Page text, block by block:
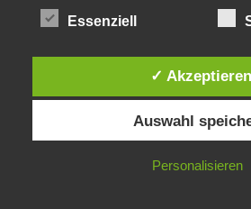
Schande für unsere Kultur. Es ist kein
Ich danke Ihnen für Ihren ehrlichen
als Gast gefühlt habe. Abscheu und
die Verantwortlichen aufwachen und das
oder geschlossen wird. Bis dahin rate ich
Diese Website verwendet Cookies. Durch
Website stimmst du der Verwendung von
IN ORDNUNG
Essenziell
✓ Akzeptieren
Auswahl
Personalisieren